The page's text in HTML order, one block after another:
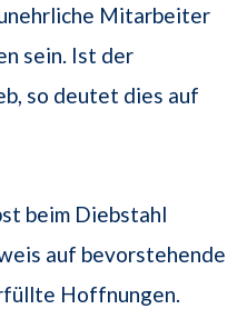
Mitarbeiter
sein. Ist der
so deutet dies auf
beim Diebstahl
auf bevorstehende
Hoffnungen.